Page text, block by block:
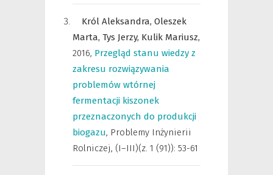
Król Aleksandra, Oleszek
Marta, Tys Jerzy, Kulik Mariusz,
2016, Przegląd stanu wiedzy z
zakresu rozwiązywania
problemów wtórnej
fermentacji kiszonek
przeznaczonych do produkcji
biogazu, Problemy Inżynierii
Rolniczej, (I–III)(z. 1 (91)): 53-61